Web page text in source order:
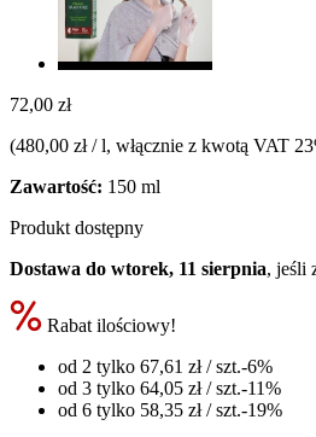
72,00 zł
(480,00 zł / l, włącznie z kwotą VAT
Zawartość: 150 ml
Produkt dostępny
Dostawa do wtorek, 11 sierpnia, jeśli
Rabat ilościowy!
od 2 tylko 67,61 zł/ szt.-6%
od 3 tylko 64,05 zł/ szt.-11%
od 6 tylko 58,35 zł/ szt.-19%